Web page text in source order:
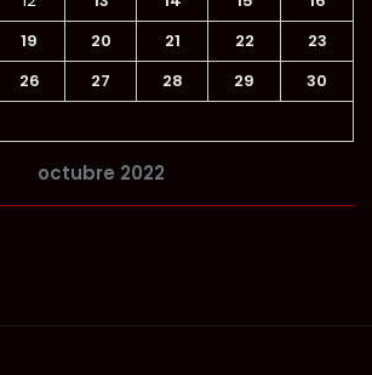
octubre 2022
19 20 21 22
23
26 27 28 29
30